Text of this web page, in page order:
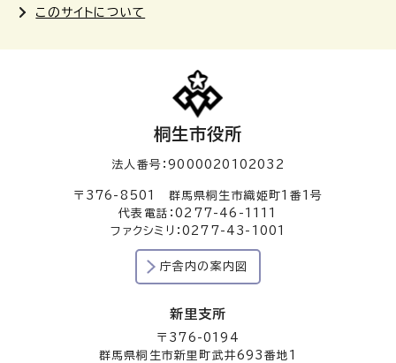
このサイトについて
桐生市役所
法人番号：9000020102032
〒376-8501 群馬県桐生市織姫町1番1号
代表電話：0277-46-1111
ファクシミリ：0277-43-1001
庁舎内の案内図
新里支所
〒376-0194
群馬県桐生市新里町武井693番地1